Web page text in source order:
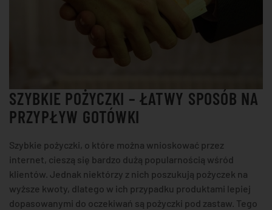
SZYBKIE POŻYCZKI – ŁATWY SPOSÓB NA
PRZYPŁYW GOTÓWKI
Szybkie pożyczki, o które można wnioskować przez
internet, cieszą się bardzo dużą popularnością wśród
klientów. Jednak niektórzy z nich poszukują pożyczek na
wyższe kwoty, dlatego w ich przypadku produktami lepiej
dopasowanymi do oczekiwań są pożyczki pod zastaw. Tego